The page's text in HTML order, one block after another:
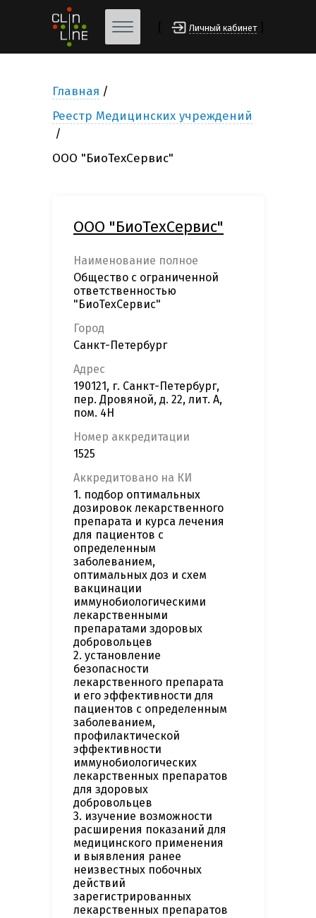
Личный кабинет
Главная
Реестр Медицинских учреждений
ООО "БиоТехСервис"
ООО "БиоТехСервис"
Наименование полное
Общество с ограниченной
ответственностью
"БиоТехСервис"
Город
Санкт-Петербург
Адрес
190121, г. Санкт-Петербург,
пер. Дровяной, д. 22, лит. А,
пом. 4Н
Номер аккредитации
1525
Аккредитовано на КИ
1. подбор оптимальных
дозировок лекарственного
препарата и курса лечения
для пациентов с
определенным
заболеванием,
оптимальных доз и схем
вакцинации
иммунобиологическими
лекарственными
препаратами здоровых
добровольцев
2. установление
безопасности
лекарственного препарата
и его эффективности для
пациентов с определенным
заболеванием,
профилактической
эффективности
иммунобиологических
лекарственных препаратов
для здоровых
добровольцев
3. изучение возможности
расширения показаний для
медицинского применения
и выявления ранее
неизвестных побочных
действий
зарегистрированных
лекарственных препаратов